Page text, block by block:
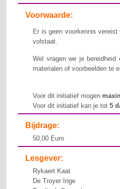
Voorwaarde:
Er is geen voorkennis
volstaat.
Wel vragen we je
materialen of voorbeelden te
Voor dit initiatief mogen
Voor dit initiatief kan je tot5
Bijdrage:
50,00 Euro
Lesgever:
Rykaert Kaat
De Troyer Inge